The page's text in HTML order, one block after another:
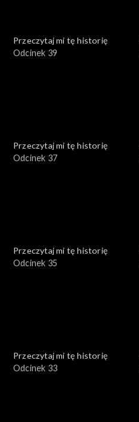
Przeczytaj mi tę historię
Odcinek 39
Przeczytaj mi tę historię
Odcinek 37
Przeczytaj mi tę historię
Odcinek 35
Przeczytaj mi tę historię
Odcinek 33